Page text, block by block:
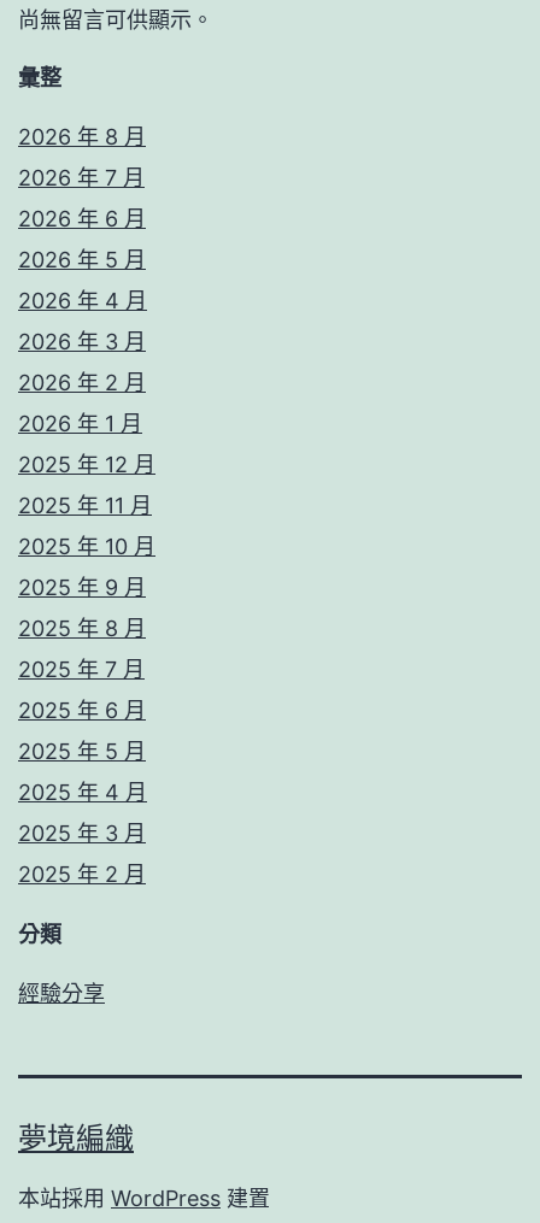
尚無留言可供顯示。
彙整
2026 年 8 月
2026 年 7 月
2026 年 6 月
2026 年 5 月
2026 年 4 月
2026 年 3 月
2026 年 2 月
2026 年 1 月
2025 年 12 月
2025 年 11 月
2025 年 10 月
2025 年 9 月
2025 年 8 月
2025 年 7 月
2025 年 6 月
2025 年 5 月
2025 年 4 月
2025 年 3 月
2025 年 2 月
分類
經驗分享
夢境編織
本站採用 WordPress 建置